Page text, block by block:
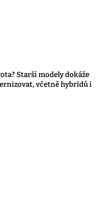
Starší modely dokáže
včetně hybridů i